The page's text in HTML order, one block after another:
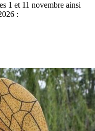
1 et 11 novembre ainsi
: